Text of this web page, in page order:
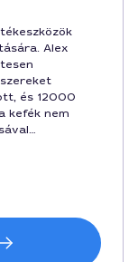
Alex
és 12000
kefék nem